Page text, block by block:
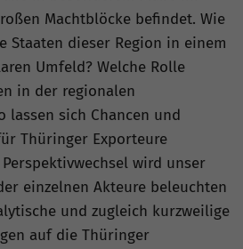
Machtblöcke befindet. Wie
Staaten dieser Region in einem
Umfeld? Welche Rolle
in der regionalen
lassen sich Chancen und
Thüringer Exporteure
wird unser
einzelnen Akteure beleuchten
und zugleich kurzweilige
auf die Thüringer